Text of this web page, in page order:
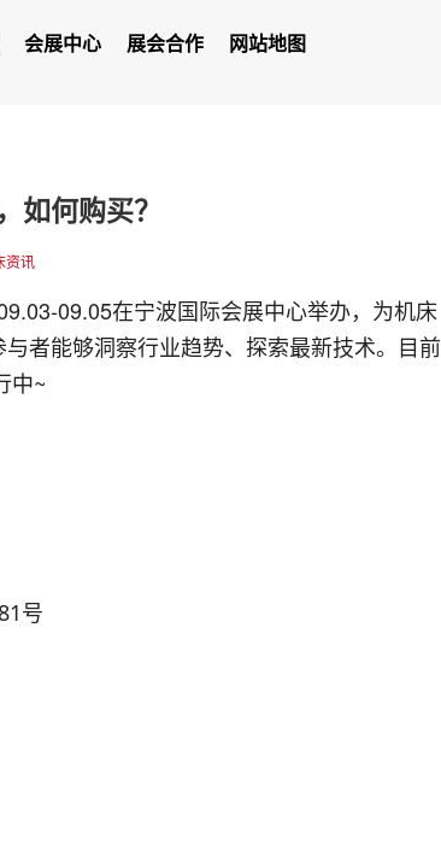
会展中心 展会合作 网站地图
如何购买？
资讯
09.05在宁波国际会展中心举办，为机床
者能够洞察行业趋势、探索最新技术。目前
中~
号